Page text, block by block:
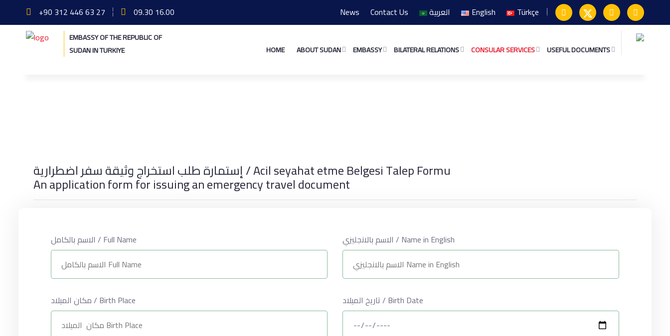
+90 312 446 63 27 09.30 16.00 News Contact Us العربية English Türkçe
EMBASSY OF THE REPUBLIC OF
SUDAN IN TURKIYE
HOME ABOUT SUDAN EMBASSY BILATERAL RELATIONS CONSULAR SERVICES USEFUL DOCUMENTS
إستمارة طلب استخراج وثيقة سفر اضطرارية / Acil seyahat etme Belgesi Talep Formu
An application form for issuing an emergency travel document
الاسم بالكامل / Full Name الاسم بالانجليزي / Name in English
مكان الميلاد / Birth Place تاريخ الميلاد / Birth Date